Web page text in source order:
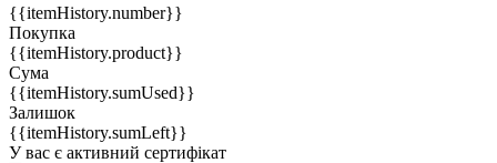
{{itemHistory.number}}
Покупка
{{itemHistory.product}}
Сума
{{itemHistory.sumUsed}}
Залишок
{{itemHistory.sumLeft}}
У вас є активний сертифікат